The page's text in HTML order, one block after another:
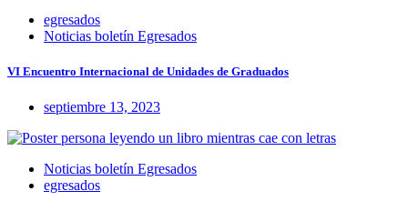
egresados
Noticias boletín Egresados
VI Encuentro Internacional de Unidades de Graduados
septiembre 13, 2023
Noticias boletín Egresados
egresados